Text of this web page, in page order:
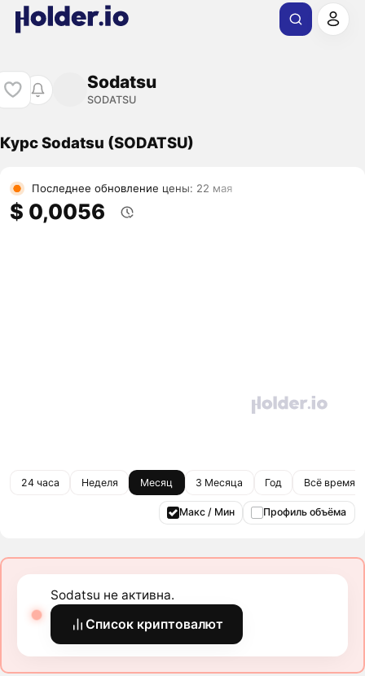
Sodatsu
SODATSU
Курс Sodatsu (SODATSU)
Последнее обновление цены: 22 мая
$ 0,0056
24 часа Неделя Месяц 3 Месяца Год Всё время
Макс / Мин Профиль объёма
Sodatsu не активна.
Список криптовалют